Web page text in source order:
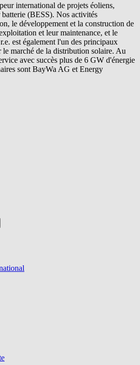
international de projets éoliens,
batterie (BESS). Nos activités
le développement et la construction de
et leur maintenance, et le
est également l'un des principaux
marché de la distribution solaire. Au
avec succès plus de 6 GW d'énergie
sont BayWa AG et Energy